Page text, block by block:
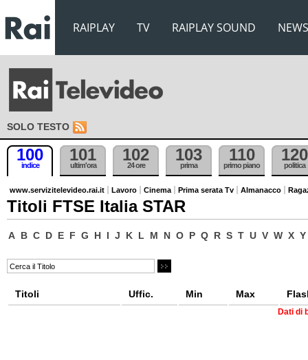
RAIPLAY TV RAIPLAY SOUND NEWS
SOLO TESTO
100
indice
101
ultim'ora
102
24 ore
103
prima
110
primo piano
120
politica
www.servizitelevideo.rai.it Lavoro Cinema Prima serata Tv Almanacco
Titoli FTSE Italia STAR
A B C D E F G H I J K L M N O P Q R S T U V W X Y
Titoli Uffic. Min Max
Dati di